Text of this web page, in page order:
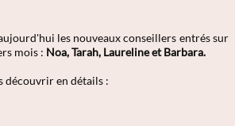
les nouveaux conseillers entrés sur
mois : Noa, Tarah, Laureline et Barbara.
découvrir en détails :